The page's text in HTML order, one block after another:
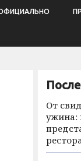
От
ужина: